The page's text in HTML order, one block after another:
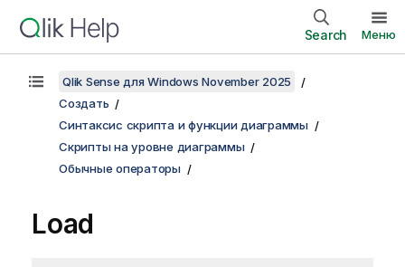
Search Меню
Qlik Sense для Windows November 2025
Создать
Синтаксис скрипта и функции диаграммы
Скрипты на уровне диаграммы
Обычные операторы
Load